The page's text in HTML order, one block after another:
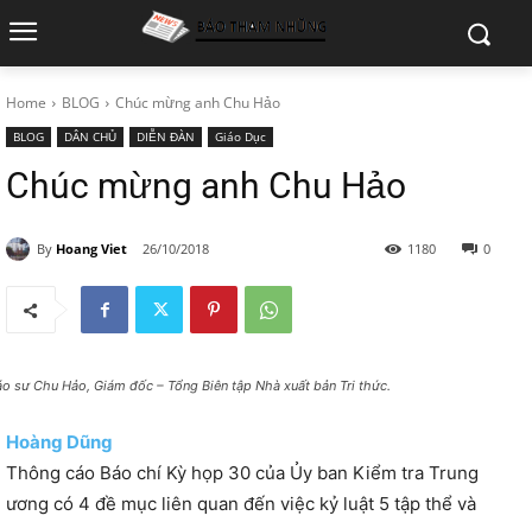
Home BLOG Chúc mừng anh Chu Hảo
BLOG DÂN CHỦ DIỄN ĐÀN Giáo Dục
Chúc mừng anh Chu Hảo
By Hoang Viet 26/10/2018 0
1180
sư Chu Hảo, Giám đốc – Tổng Biên tập Nhà xuất bản Tri thức.
Hoàng Dũng
Thông cáo Báo chí Kỳ họp 30 của Ủy ban Kiểm tra Trung
ương có 4 đề mục liên quan đến việc kỷ luật 5 tập thể và